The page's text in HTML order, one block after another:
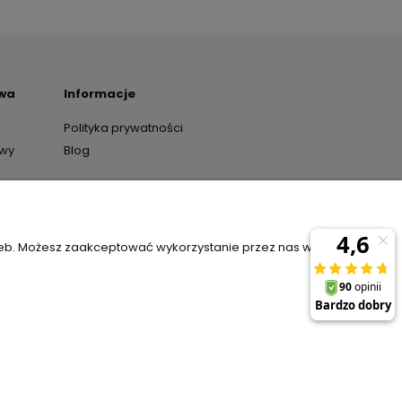
Informacje
Polityka prywatności
Blog
Możesz zaakceptować wykorzystanie przez nas wszystkich